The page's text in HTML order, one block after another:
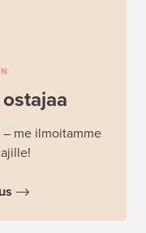
– me ilmoitamme